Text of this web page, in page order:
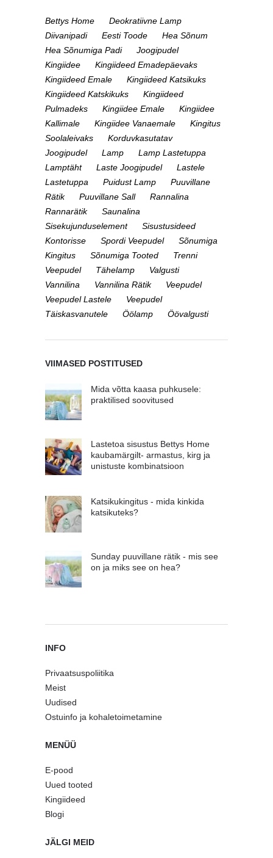
Bettys Home
Deokratiivne Lamp
Diivanipadi
Eesti Toode
Hea Sõnum
Hea Sõnumiga Padi
Joogipudel
Kingiidee
Kingiideed Emadepäevaks
Kingiideed Emale
Kingiideed Katsikuks
Kingiideed Katskikuks
Kingiideed
Pulmadeks
Kingiidee Emale
Kingiidee
Kallimale
Kingiidee Vanaemale
Kingitus
Soolaleivaks
Korduvkasutatav
Joogipudel
Lamp
Lamp Lastetuppa
Lamptäht
Laste Joogipudel
Lastele
Lastetuppa
Puidust Lamp
Puuvillane
Rätik
Puuvillane Sall
Rannalina
Rannarätik
Saunalina
Sisekujunduselement
Sisustusideed
Kontorisse
Spordi Veepudel
Sõnumiga
Kingitus
Sõnumiga Tooted
Trenni
Veepudel
Tähelamp
Valgusti
Vannilina
Vannilina Rätik
Veepudel
Veepudel Lastele
Veepudel
Täiskasvanutele
Öölamp Öövalgusti
VIIMASED POSTITUSED
Mida võtta kaasa puhkusele:
praktilised soovitused
Lastetoa sisustus Bettys Home
kaubamärgilt- armastus, kirg ja
unistuste kombinatsioon
Katsikukingitus - mida kinkida
katsikuteks?
Sunday puuvillane rätik - mis see
on ja miks see on hea?
INFO
Privaatsuspoliitika
Meist
Uudised
Ostuinfo ja kohaletoimetamine
MENÜÜ
E-pood
Uued tooted
Kingiideed
Blogi
JÄLGI MEID